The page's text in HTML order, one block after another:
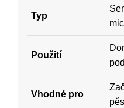
Typ
Použití
Vhodné pro